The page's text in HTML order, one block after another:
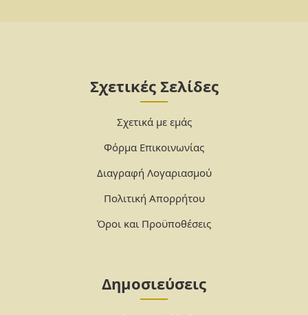
Σχετικές Σελίδες
Σχετικά με εμάς
Φόρμα Επικοινωνίας
Διαγραφή Λογαριασμού
Πολιτική Απορρήτου
Όροι και Προϋποθέσεις
Δημοσιεύσεις